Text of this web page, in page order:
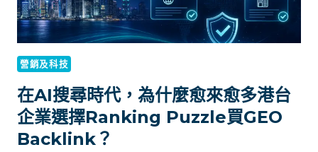
營銷及科技
在AI搜尋時代，為什麼愈來愈多港台
企業選擇Ranking Puzzle買GEO
Backlink？